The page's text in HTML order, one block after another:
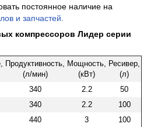
постоянное наличие на
и запчастей.
компрессоров Лидер серии
Продуктивность,
(л/мин)
Мощность,
(кВт)
Ресивер,
(л)
340 2.2
50
340 2.2
100
440 3
100